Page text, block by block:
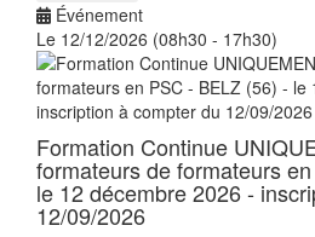
Événement
Le 12/12/2026 (08h30 - 17h30)
Formation Continue
formateurs de formateurs
le 12 décembre 2026 -
12/09/2026